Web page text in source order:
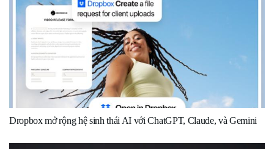
Dropbox mở rộng hệ sinh thái AI với ChatGPT, Claude, và Gemini